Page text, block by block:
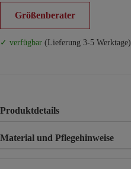
Größenberater
✓ verfügbar (Lieferung 3-5 Werktage)
Produktdetails
Material und Pflegehinweise